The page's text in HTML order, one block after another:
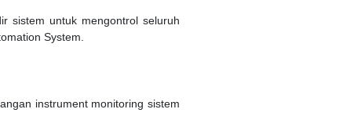
sistem untuk mengontrol seluruh
System.
instrument monitoring sistem